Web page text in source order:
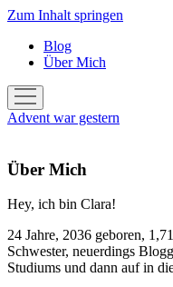
Zum Inhalt springen
Blog
Über Mich
Menü
öffnen
Advent war gestern
Über Mich
Hey, ich bin Clara!
24 Jahre, 2036 geboren,
Schwester, neuerdings
Studiums und dann auf in